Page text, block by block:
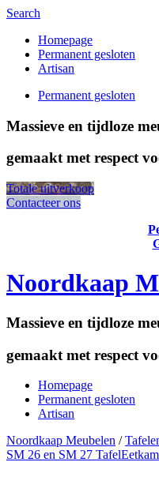
Search
Homepage
Permanent gesloten
Artisan
Permanent gesloten
Massieve en tijdloze
gemaakt met respect
Totale uitverkoop
Contacteer ons
Noordkaap
Massieve en tijdloze
gemaakt met respect
Homepage
Permanent gesloten
Artisan
Noordkaap Meubelen /
SM 26 en SM 27 Tafel